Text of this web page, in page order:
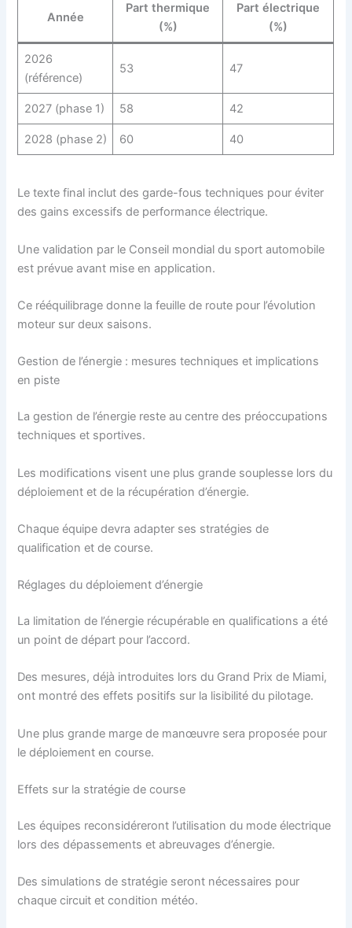
Année
Part thermique
(%)
Part électrique
(%)
2026
(référence)
53 47
2027 (phase 1) 58 42
2028 (phase 2) 60 40
Le texte final inclut des garde-fous techniques pour éviter
des gains excessifs de performance électrique.
Une validation par le Conseil mondial du sport automobile
est prévue avant mise en application.
Ce rééquilibrage donne la feuille de route pour l’évolution
moteur sur deux saisons.
Gestion de l’énergie : mesures techniques et implications
en piste
La gestion de l’énergie reste au centre des préoccupations
techniques et sportives.
Les modifications visent une plus grande souplesse lors du
déploiement et de la récupération d’énergie.
Chaque équipe devra adapter ses stratégies de
qualification et de course.
Réglages du déploiement d’énergie
La limitation de l’énergie récupérable en qualifications a été
un point de départ pour l’accord.
Des mesures, déjà introduites lors du Grand Prix de Miami,
ont montré des effets positifs sur la lisibilité du pilotage.
Une plus grande marge de manœuvre sera proposée pour
le déploiement en course.
Effets sur la stratégie de course
Les équipes reconsidéreront l’utilisation du mode électrique
lors des dépassements et abreuvages d’énergie.
Des simulations de stratégie seront nécessaires pour
chaque circuit et condition météo.